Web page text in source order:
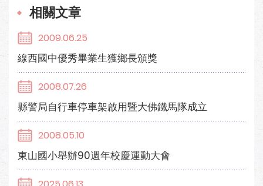
相關文章
2009.06.25
線西國中優秀畢業生獲鄉長頒獎
2008.07.26
縣警局自行車停車架啟用暨大佛鐵馬隊成立
2008.05.10
東山國小舉辦90週年校慶運動大會